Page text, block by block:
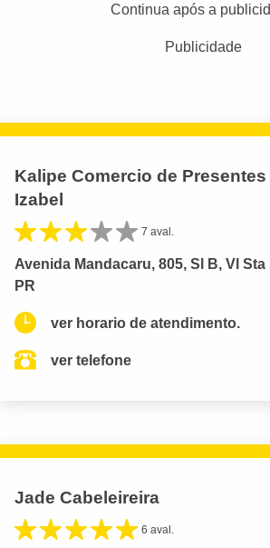
Continua após a
Publicidade
Kalipe Comercio de Presentes
Izabel
7 aval.
Avenida Mandacaru, 805, Sl B, Vl Sta
PR
ver horario de atendimento.
ver telefone
Jade Cabeleireira
6 aval.